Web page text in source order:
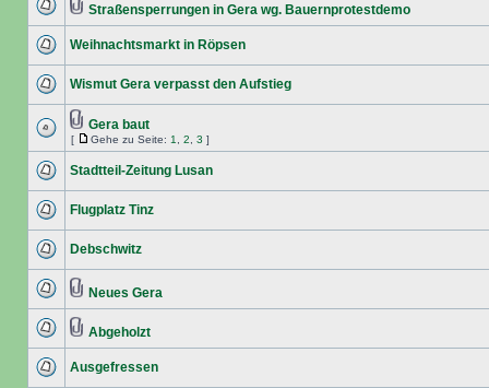
Straßensperrungen in Gera wg. Bauernprotestdemo
Weihnachtsmarkt in Röpsen
Wismut Gera verpasst den Aufstieg
Gera baut
[ Gehe zu Seite: 1 2 3 ]
Stadtteil-Zeitung Lusan
Flugplatz Tinz
Debschwitz
Neues Gera
Abgeholzt
Ausgefressen